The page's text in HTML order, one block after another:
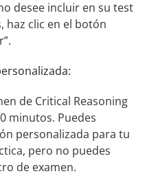
desee incluir en su test
haz clic en el botón
de Critical Reasoning
minutos. Puedes
personalizada para tu
pero no puedes
de examen.